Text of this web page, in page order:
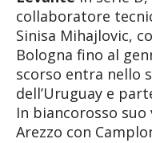
collaboratore
Sinisa Mihajlovic,
Bologna fino al
scorso entra nello
dell’Uruguay e
In biancorosso suo
Arezzo con